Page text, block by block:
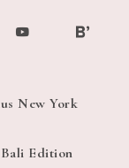
New York
Edition